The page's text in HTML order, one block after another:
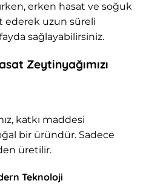
erken hasat ve soğuk
ederek uzun süreli
sağlayabilirsiniz.
Zeytinyağımızı
katkı maddesi
bir üründür. Sadece
üretilir.
Teknoloji